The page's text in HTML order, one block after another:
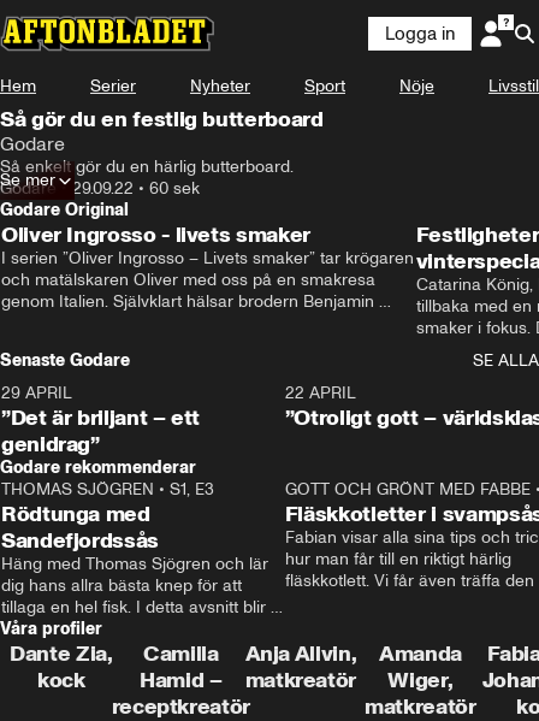
Logga in
Hem Serier Nyheter Sport Nöje Livsstil
Så gör du en festlig butterboard
Godare
Så enkelt gör du en härlig butterboard.
Godare • 29.09.22 • 60 sek
Se mer
Godare Original
Oliver Ingrosso - livets smaker
I serien ”Oliver Ingrosso – Livets smaker” tar krögaren
och matälskaren Oliver med oss på en smakresa
genom Italien. Självklart hälsar brodern Benjamin
Catarina
tillbaka med en
smaker i fokus.
julfavoriter
Senaste Godare
SE ALLA
29 APRIL
”Det är briljant – ett
genidrag”
22 APRIL
”Otroligt gott –
Godare rekommenderar
THOMAS SJÖGREN • S1, E3
Rödtunga med
Sandefjordssås
Häng med Thomas Sjögren och lär
dig hans allra bästa knep för att
tillaga en hel fisk. I detta avsnitt blir
de helstekt rödtunga med
sandefjordssås och en magisk sallad
på pepparrot och äpple.
GOTT OCH GRÖNT MED FABBE
Fläskkotletter i
Fabian visar alla sina tips och
hur man får till en riktigt härlig
fläskkotlett. Vi får även träffa den
grisbonde på Gotland.
Våra profiler
Dante Zia,
kock
Camilla
Hamid –
receptkreatör
Anja Allvin,
matkreatör
Amanda
Wiger,
matkreatör